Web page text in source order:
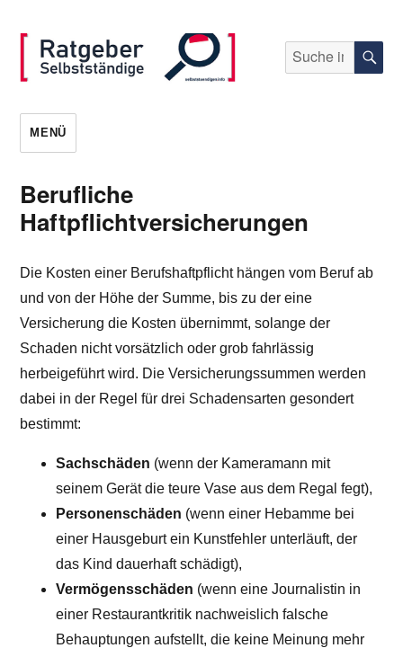
selbststaendigen.info
Suche
nach:
MENÜ
Berufliche
Haftpflichtversicherungen
Die Kosten einer Berufshaftpflicht hängen vom Beruf ab
und von der Höhe der Summe, bis zu der eine
Versicherung die Kosten übernimmt, solange der
Schaden nicht vorsätzlich oder grob fahrlässig
herbeigeführt wird. Die Versicherungssummen werden
dabei in der Regel für drei Schadensarten gesondert
bestimmt:
Sachschäden (wenn der Kameramann mit
seinem Gerät die teure Vase aus dem Regal fegt),
Personenschäden (wenn einer Hebamme bei
einer Hausgeburt ein Kunstfehler unterläuft, der
das Kind dauerhaft schädigt),
Vermögensschäden (wenn eine Journalistin in
einer Restaurantkritik nachweislich falsche
Behauptungen aufstellt, die keine Meinung mehr